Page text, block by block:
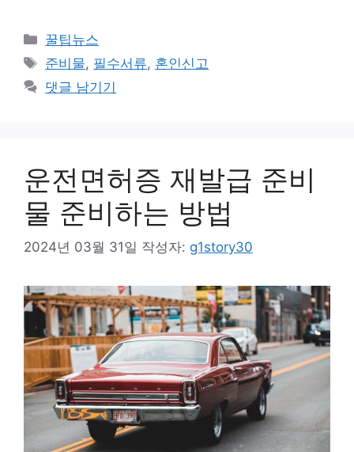
카
테
리
꿀팁뉴스
태
그
준비물, 필수서류, 혼인신고
댓글 남기기
운전면허증 재발급 준비
물 준비하는 방법
2024년 03월 31일 작성자: g1story30